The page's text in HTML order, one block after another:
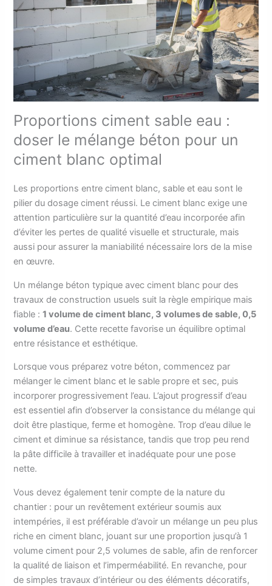
Proportions ciment sable eau :
doser le mélange béton pour un
ciment blanc optimal
Les proportions entre ciment blanc, sable et eau sont le
pilier du dosage ciment réussi. Le ciment blanc exige une
attention particulière sur la quantité d’eau incorporée afin
d’éviter les pertes de qualité visuelle et structurale, mais
aussi pour assurer la maniabilité nécessaire lors de la mise
en œuvre.
Un mélange béton typique avec ciment blanc pour des
travaux de construction usuels suit la règle empirique mais
fiable :1 volume de ciment blanc, 3 volumes de sable, 0,5
volume d’eau. Cette recette favorise un équilibre optimal
entre résistance et esthétique.
Lorsque vous préparez votre béton, commencez par
mélanger le ciment blanc et le sable propre et sec, puis
incorporer progressivement l’eau. L’ajout progressif d’eau
est essentiel afin d’observer la consistance du mélange qui
doit être plastique, ferme et homogène. Trop d’eau dilue le
ciment et diminue sa résistance, tandis que trop peu rend
la pâte difficile à travailler et inadéquate pour une pose
nette.
Vous devez également tenir compte de la nature du
chantier : pour un revêtement extérieur soumis aux
intempéries, il est préférable d’avoir un mélange un peu plus
riche en ciment blanc, jouant sur une proportion jusqu’à 1
volume ciment pour 2,5 volumes de sable, afin de renforcer
la qualité de liaison et l’imperméabilité. En revanche, pour
de simples travaux d’intérieur ou des éléments décoratifs,